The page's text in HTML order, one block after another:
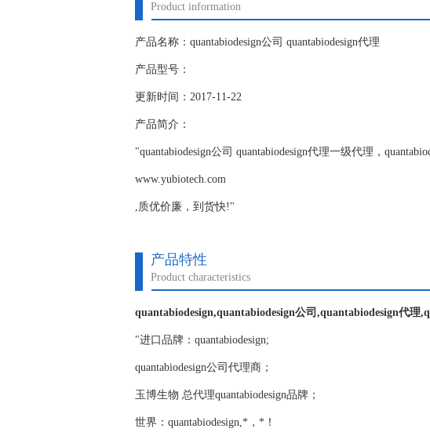
Product information
产品名称：quantabiodesign公司 quantabiodesign代理
产品型号：
更新时间：2017-11-22
产品简介：
"quantabiodesign公司 quantabiodesign代理一级代理，
www.yubiotech.com
,质优价廉，到货快!"
产品特性
Product characteristics
quantabiodesign,quantabiodesign公司,quantabiodesign代理
"进口品牌：quantabiodesign;
quantabiodesign公司代理商；
玉博生物 总代理quantabiodesign品牌；
世界：quantabiodesign,*，*！